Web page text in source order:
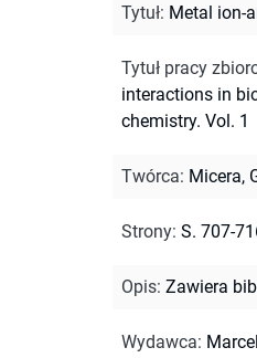
Tytuł: Metal ion-
Tytuł pracy
interactions in
chemistry. Vol. 1
Twórca: Micera,
Strony: S. 707-
Opis: Zawiera
Wydawca: